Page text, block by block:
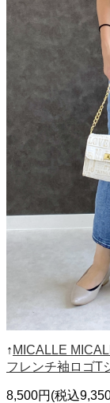
↑ MICALLE
フレンチ袖ロゴT
8,500円(税込